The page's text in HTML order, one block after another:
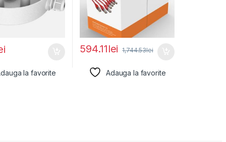
la favorite
594.11lei 1,744.53lei
Adauga la favorite